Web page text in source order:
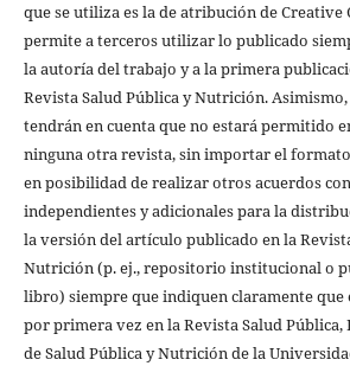
que se utiliza es la de atribución de Creative
permite a terceros utilizar lo publicado
la autoría del trabajo y a la primera
Revista Salud Pública y Nutrición.
tendrán en cuenta que no estará permitido
ninguna otra revista, sin importar el
en posibilidad de realizar otros acuerdos
independientes y adicionales para la
la versión del artículo publicado en la
Nutrición (p. ej., repositorio institucional o
libro) siempre que indiquen claramente que
por primera vez en la Revista Salud Pública,
de Salud Pública y Nutrición de la